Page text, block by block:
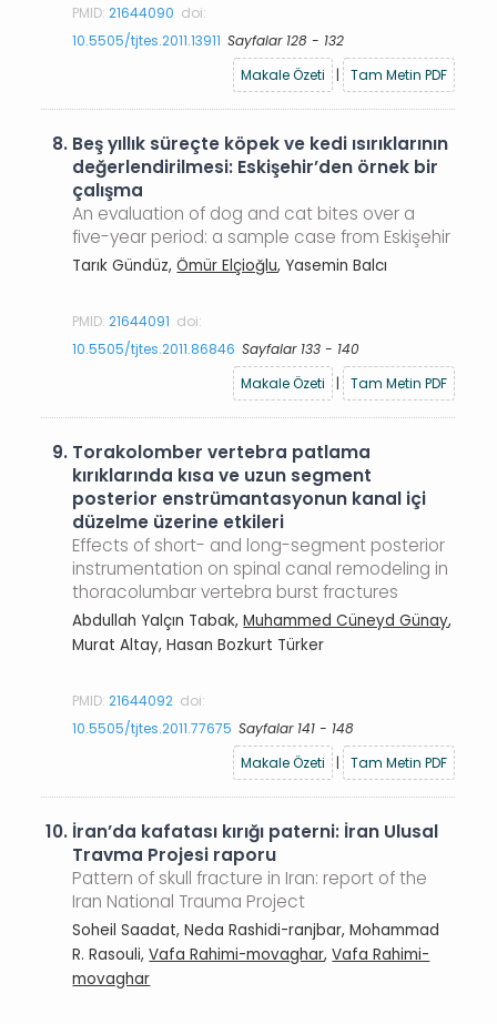
PMID:21644090 doi:
10.5505/tjtes.2011.13911 Sayfalar 128 - 132
Makale Özeti
| Tam Metin PDF
8. Beş yıllık süreçte köpek ve kedi ısırıklarının
değerlendirilmesi: Eskişehir’den örnek bir
çalışma
An evaluation of dog and cat bites over a
five-year period: a sample case from Eskişehir
Tarık Gündüz,Ömür Elçioğlu, Yasemin Balcı
PMID:21644091 doi:
10.5505/tjtes.2011.86846 Sayfalar 133 - 140
Makale Özeti
| Tam Metin PDF
9. Torakolomber vertebra patlama
kırıklarında kısa ve uzun segment
posterior enstrümantasyonun kanal içi
düzelme üzerine etkileri
Effects of short- and long-segment posterior
instrumentation on spinal canal remodeling in
thoracolumbar vertebra burst fractures
Abdullah Yalçın Tabak,Muhammed Cüneyd Günay,
Murat Altay, Hasan Bozkurt Türker
PMID:21644092 doi:
10.5505/tjtes.2011.77675 Sayfalar 141 - 148
Makale Özeti
| Tam Metin PDF
10. İran’da kafatası kırığı paterni: İran Ulusal
Travma Projesi raporu
Pattern of skull fracture in Iran: report of the
Iran National Trauma Project
Soheil Saadat, Neda Rashidi-ranjbar, Mohammad
R. Rasouli,Vafa Rahimi-movaghar,Vafa Rahimi-
movaghar